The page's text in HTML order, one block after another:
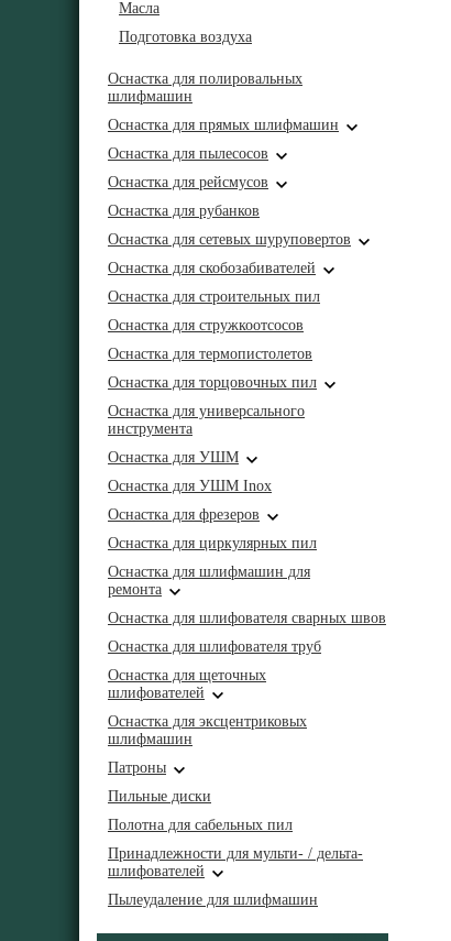
Масла
Подготовка воздуха
Оснастка для полировальных
шлифмашин
Оснастка для прямых шлифмашин
Оснастка для пылесосов
Оснастка для рейсмусов
Оснастка для рубанков
Оснастка для сетевых шуруповертов
Оснастка для скобозабивателей
Оснастка для строительных пил
Оснастка для стружкоотсосов
Оснастка для термопистолетов
Оснастка для торцовочных пил
Оснастка для универсального
инструмента
Оснастка для УШМ
Оснастка для УШМ Inox
Оснастка для фрезеров
Оснастка для циркулярных пил
Оснастка для шлифмашин для
ремонта
Оснастка для шлифователя сварных швов
Оснастка для шлифователя труб
Оснастка для щеточных
шлифователей
Оснастка для эксцентриковых
шлифмашин
Патроны
Пильные диски
Полотна для сабельных пил
Принадлежности для мульти- / дельта-
шлифователей
Пылеудаление для шлифмашин